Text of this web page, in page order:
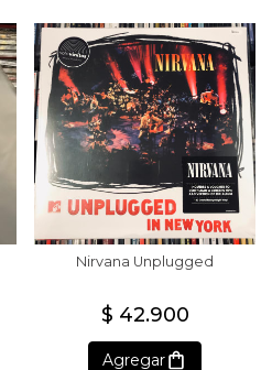
Nirvana Unplugged
$ 42.900
Agregar